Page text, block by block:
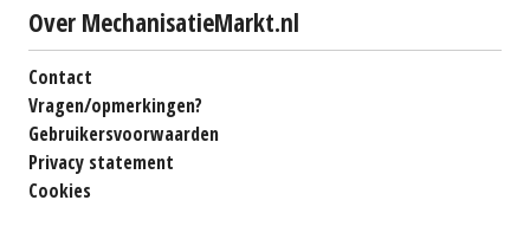
Over MechanisatieMarkt.nl
Contact
Vragen/opmerkingen?
Gebruikersvoorwaarden
Privacy statement
Cookies